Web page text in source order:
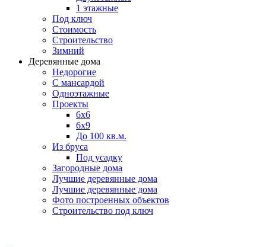
1 этажные
Под ключ
Стоимость
Строительство
Зимний
Деревянные дома
Недорогие
С мансардой
Одноэтажные
Проекты
6х6
6х9
До 100 кв.м.
Из бруса
Под усадку
Загородные дома
Лучшие деревянные дома
Лучшие деревянные дома
Фото построенных объектов
Строительство под ключ